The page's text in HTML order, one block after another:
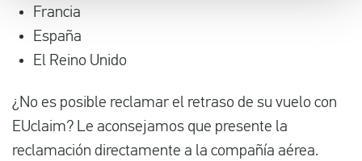
Francia
España
El Reino Unido
¿No es posible reclamar el retraso de su vuelo con
EUclaim? Le aconsejamos que presente la
reclamación directamente a la compañía aérea.